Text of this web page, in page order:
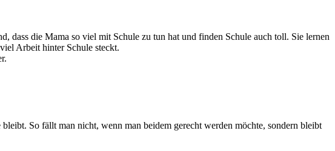
dass die Mama so viel mit Schule zu tun hat und finden Schule auch toll. Sie lernen
Arbeit hinter Schule steckt.
So fällt man nicht, wenn man beidem gerecht werden möchte, sondern bleibt